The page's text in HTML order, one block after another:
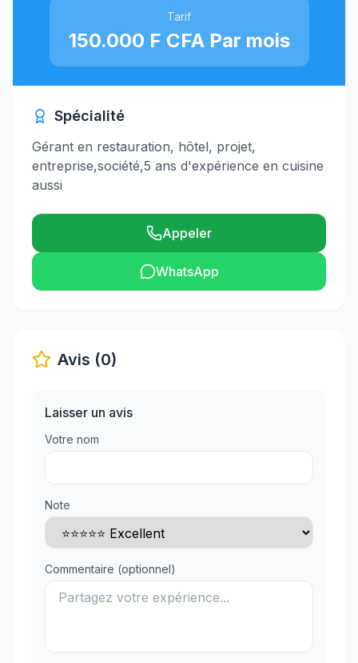
Tarif
150.000 F CFA Par mois
Spécialité
Gérant en restauration, hôtel, projet,
entreprise,société,5 ans d'expérience en cuisine
aussi
Appeler
WhatsApp
Avis (0)
Laisser un avis
Votre nom
Note
Commentaire (optionnel)